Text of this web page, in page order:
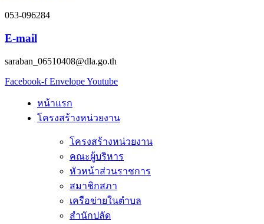
053-096284
E-mail
saraban_06510408@dla.go.th
Facebook-f EnvelopeYoutube
หน้าแรก
โครงสร้างหน่วยงาน
โครงสร้างหน่วยงาน
คณะผู้บริหาร
หัวหน้าส่วนราชการ
สมาชิกสภา
เครือข่ายในตำบล
สำนักปลัด